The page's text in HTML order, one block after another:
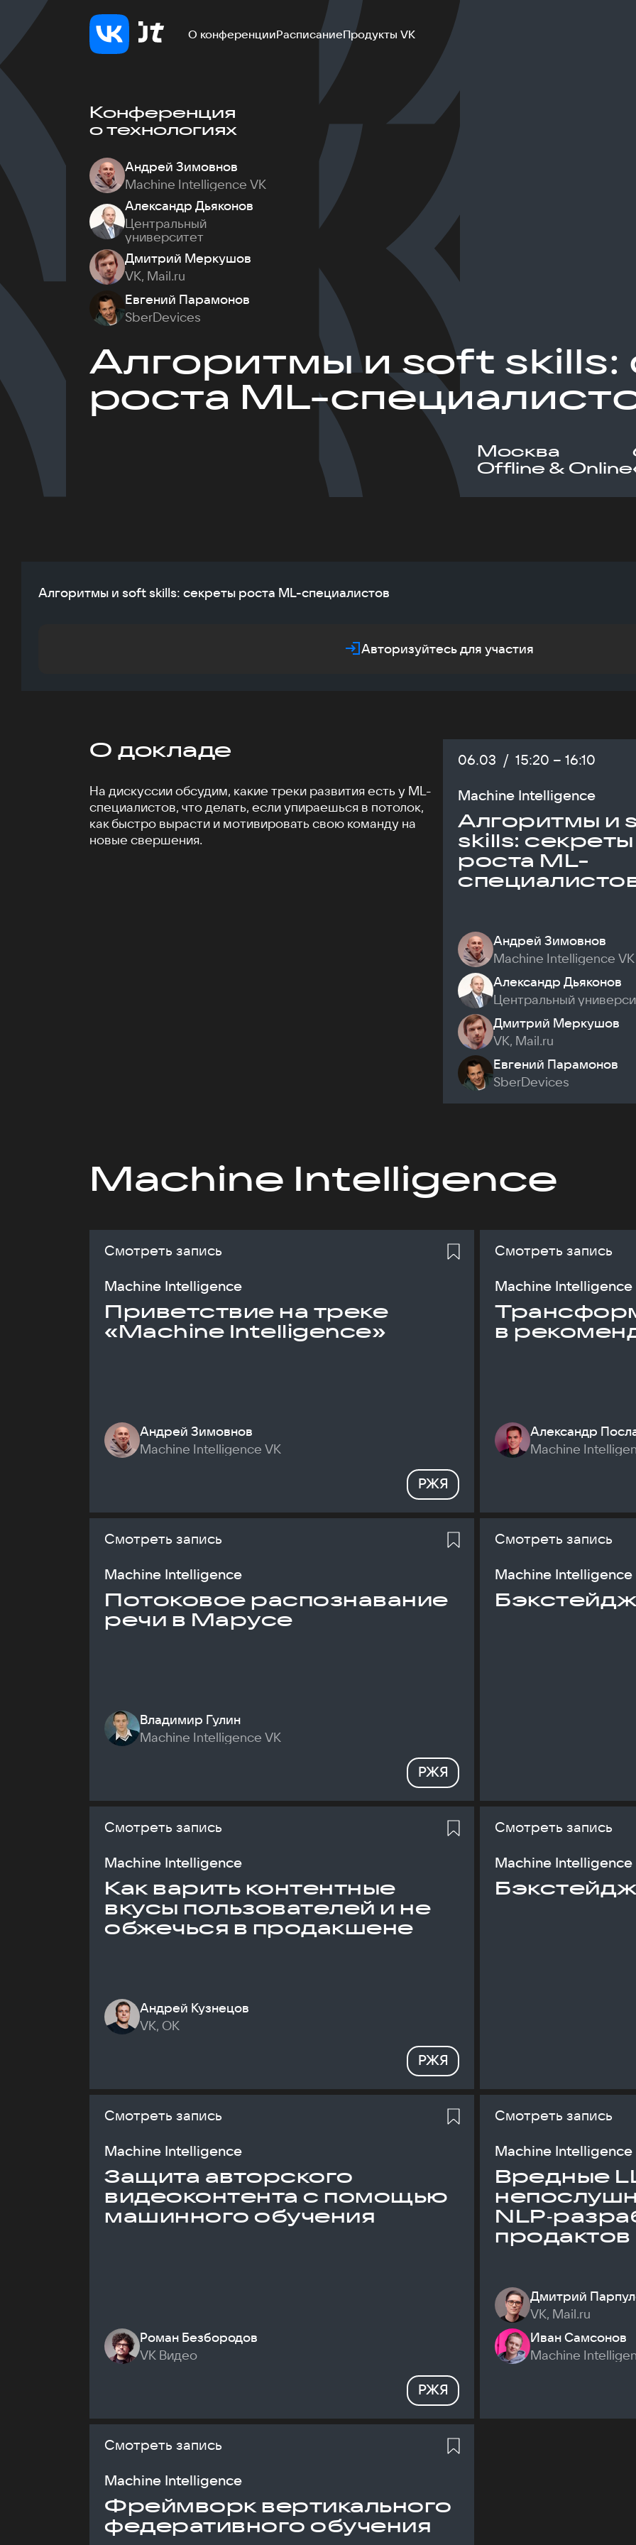
О конференцииРасписаниеПродукты VK
Конференция
о технологиях
Андрей Зимовнов
Machine Intelligence VK
Александр Дьяконов
Центральный
университет
Дмитрий Меркушов
VK, Mail.ru
Евгений Парамонов
SberDevices
Алгоритмы и soft skills:
роста ML-
Москва
Offline & Online
Алгоритмы и soft skills: секреты роста ML-специалистов
Авторизуйтесь для участия
О докладе
На дискуссии обсудим, какие треки развития есть у ML-
специалистов, что делать, если упираешься в потолок,
как быстро вырасти и мотивировать свою команду на
новые свершения.
Дата:
06.03 / Начало:
15:20 – Конец:
16:10
Machine Intelligence
Алгоритмы и
skills: секреты
роста ML-
Андрей Зимовнов
Machine Intelligence VK
Александр Дьяконов
Центральный
Дмитрий Меркушов
VK, Mail.ru
Евгений Парамонов
SberDevices
Machine Intelligence
Смотреть запись
Machine Intelligence
Приветствие на треке
«Machine Intelligence»
Андрей Зимовнов
Machine Intelligence VK
РЖЯ
Смотреть запись
Machine Intelligence
в
Александр
Machine
Смотреть запись
Machine Intelligence
Потоковое распознавание
речи в Марусе
Владимир Гулин
Machine Intelligence VK
РЖЯ
Смотреть запись
Machine Intelligence
Бэкстейдж
Смотреть запись
Machine Intelligence
Как варить контентные
вкусы пользователей и не
обжечься в продакшене
Андрей Кузнецов
VK, ОК
РЖЯ
Смотреть запись
Machine Intelligence
Бэкстейдж
Смотреть запись
Machine Intelligence
Защита авторского
видеоконтента с помощью
машинного обучения
Роман Безбородов
VK Видео
РЖЯ
Смотреть запись
Machine Intelligence
Вредные
продактов
Дмитрий
VK, Mail.ru
Иван Самсонов
Machine
Смотреть запись
Machine Intelligence
Фреймворк вертикального
федеративного обучения